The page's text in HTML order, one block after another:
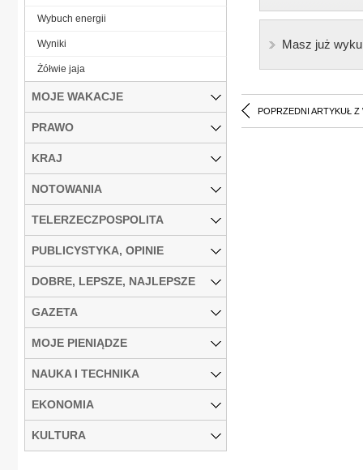
Masz już
POPRZEDNI ARTYKUŁ Z
Wybuch energii
Wyniki
Żółwie jaja
MOJE WAKACJE
PRAWO
KRAJ
NOTOWANIA
TELERZECZPOSPOLITA
PUBLICYSTYKA, OPINIE
DOBRE, LEPSZE, NAJLEPSZE
GAZETA
MOJE PIENIĄDZE
NAUKA I TECHNIKA
EKONOMIA
KULTURA